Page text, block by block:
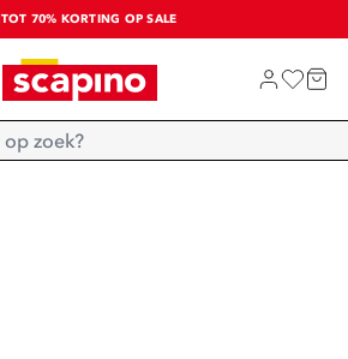
TOT 70% KORTING OP SALE
SALE: LAATSTE KANS!
SHOP NIEUW
Home